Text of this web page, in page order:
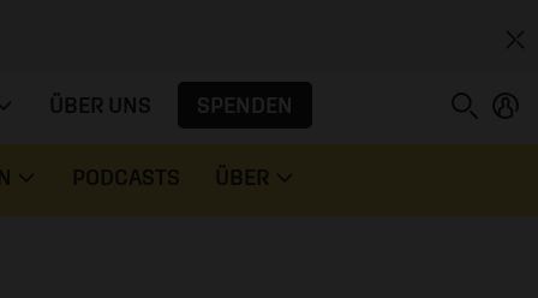
ÜBER UNS SPENDEN
PODCASTS ÜBER